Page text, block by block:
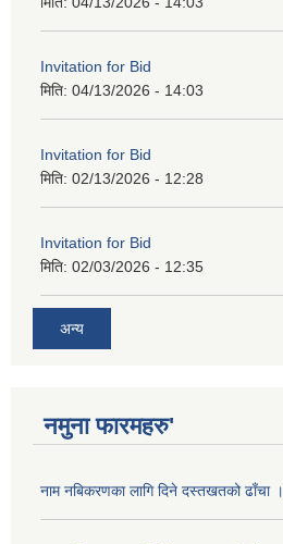
Invitation for Bid
मिति: 04/13/2026 - 14:03
Invitation for Bid
मिति: 02/13/2026 - 12:28
Invitation for Bid
मिति: 02/03/2026 - 12:35
अन्य
नमुना फारमहरु'
नाम नबिकरणका लागि दिने दस्तखतको ढाँचा ।